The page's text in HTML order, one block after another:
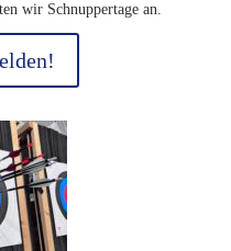
wir Schnuppertage an.